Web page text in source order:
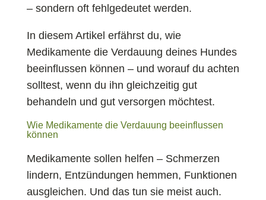
– sondern oft fehlgedeutet werden.
In diesem Artikel erfährst du, wie
Medikamente die Verdauung deines Hundes
beeinflussen können – und worauf du achten
solltest, wenn du ihn gleichzeitig gut
behandeln und gut versorgen möchtest.
Wie Medikamente die Verdauung beeinflussen
können
Medikamente sollen helfen – Schmerzen
lindern, Entzündungen hemmen, Funktionen
ausgleichen. Und das tun sie meist auch.